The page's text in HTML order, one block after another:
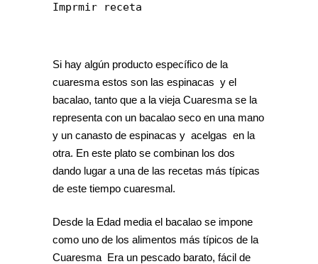
Imprmir receta
Si hay algún producto específico de la
cuaresma estos son las espinacas y el
bacalao, tanto que a la vieja Cuaresma se la
representa con un bacalao seco en una mano
y un canasto de espinacas y acelgas en la
otra. En este plato se combinan los dos
dando lugar a una de las recetas más típicas
de este tiempo cuaresmal.
Desde la Edad media el bacalao se impone
como uno de los alimentos más típicos de la
Cuaresma Era un pescado barato, fácil de